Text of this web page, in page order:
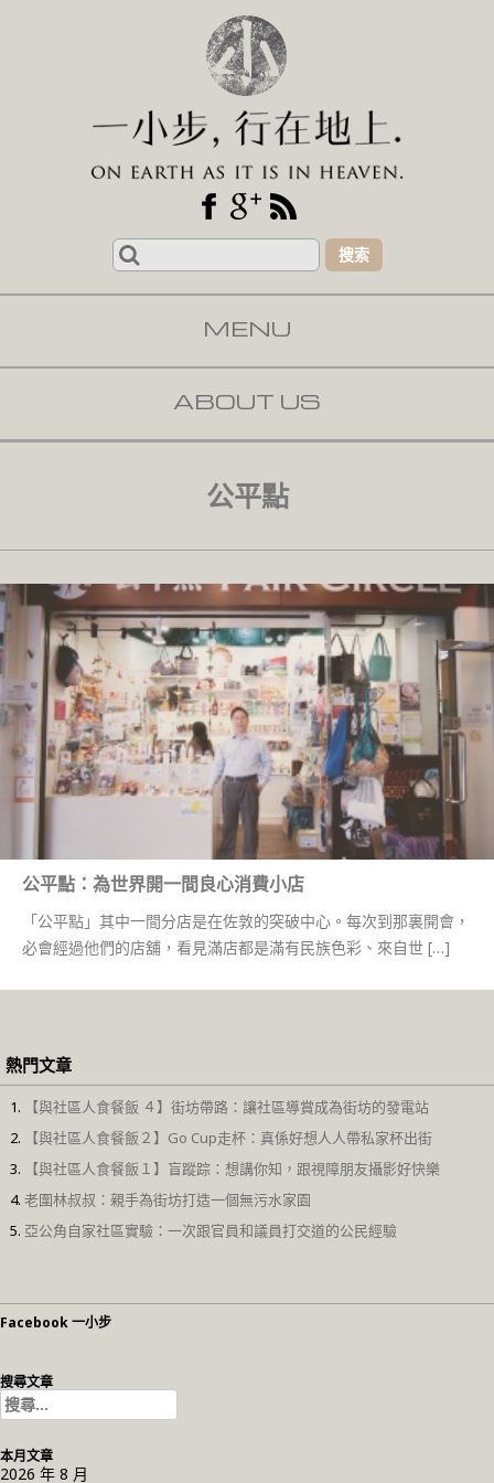
Search
for:
MENU
SKIP TO CONTENT
ABOUT US
公平點
公平點：為世界開一間良心消費小店
「公平點」其中一間分店是在佐敦的突破中心。每次到那裏開會，
必會經過他們的店舖，看見滿店都是滿有民族色彩、來自世 […]
熱門文章
【與社區人食餐飯 ４】街坊帶路：讓社區導賞成為街坊的發電站
【與社區人食餐飯２】Go Cup走杯：真係好想人人帶私家杯出街
【與社區人食餐飯１】盲蹤踪：想講你知，跟視障朋友攝影好快樂
老圍林叔叔：親手為街坊打造一個無污水家園
亞公角自家社區實驗：一次跟官員和議員打交道的公民經驗
Facebook 一小步
搜尋文章
搜
尋
關
鍵
本月文章
2026 年 8 月